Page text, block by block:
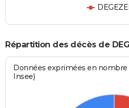
Répartition des décès de
Données exprimées en nombre
Insee)